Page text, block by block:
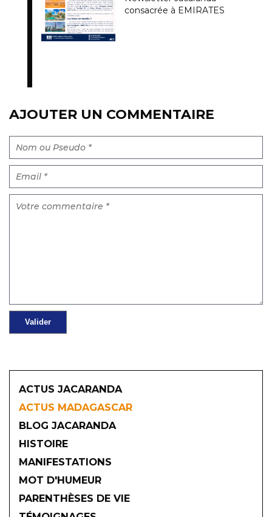
consacrée à EMIRATES
AJOUTER UN COMMENTAIRE
ACTUS JACARANDA
ACTUS MADAGASCAR
BLOG JACARANDA
HISTOIRE
MANIFESTATIONS
MOT D'HUMEUR
PARENTHÈSES DE VIE